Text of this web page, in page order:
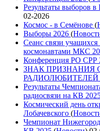
Результаты выборов
02-2026
Космос - в Семёнове (
Выборы 2026 (
Сеанс связи
космонавтами МКС
Конференция РО СРР
ЗНАК ПРИЗНАНИЯ
РАДИОЛЮБИТЕЛЕЙ
Результаты
радиосвязи на КВ
Космический день
Лобачевского (
Чемпионат